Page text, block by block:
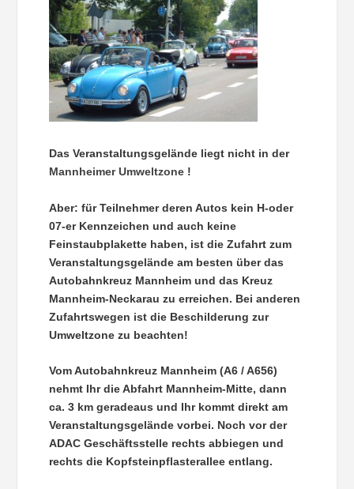
Das Veranstaltungsgelände liegt nicht in der
Mannheimer Umweltzone !
Aber: für Teilnehmer deren Autos kein H-oder
07-er Kennzeichen und auch keine
Feinstaubplakette haben, ist die Zufahrt zum
Veranstaltungsgelände am besten über das
Autobahnkreuz Mannheim und das Kreuz
Mannheim-Neckarau zu erreichen. Bei anderen
Zufahrtswegen ist die Beschilderung zur
Umweltzone zu beachten!
Vom Autobahnkreuz Mannheim (A6 / A656)
nehmt Ihr die Abfahrt Mannheim-Mitte, dann
ca. 3 km geradeaus und Ihr kommt direkt am
Veranstaltungsgelände vorbei. Noch vor der
ADAC Geschäftsstelle rechts abbiegen und
rechts die Kopfsteinpflasterallee entlang.